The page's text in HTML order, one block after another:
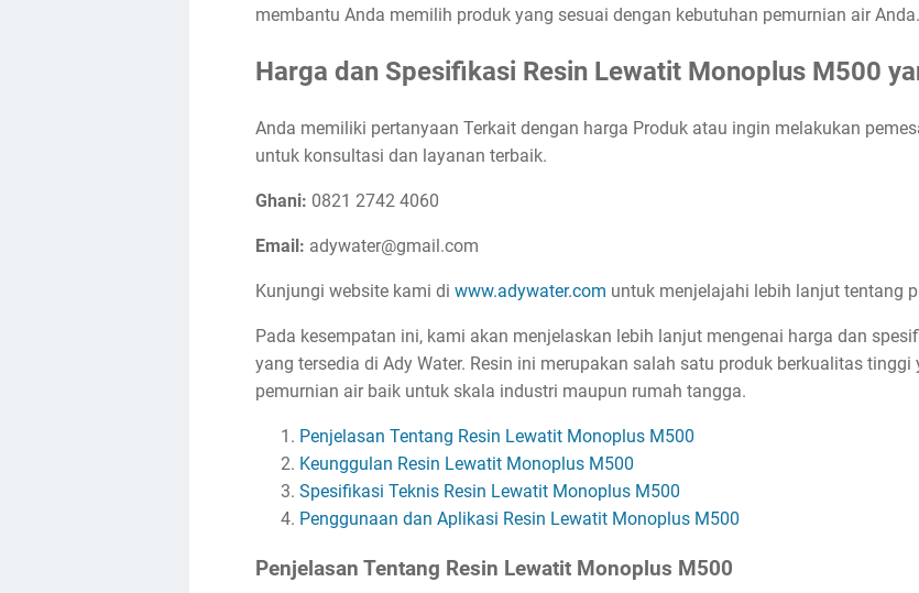
membantu Anda memilih produk yang sesuai dengan kebutuhan pemurnian air Anda.
Harga dan Spesifikasi Resin Lewatit Monoplus M500
Anda memiliki pertanyaan Terkait dengan harga Produk atau ingin melakukan
untuk konsultasi dan layanan terbaik.
Ghani: 0821 2742 4060
Email: adywater@gmail.com
Kunjungi website kami di www.adywater.com untuk menjelajahi lebih lanjut tentang
Pada kesempatan ini, kami akan menjelaskan lebih lanjut mengenai harga dan
yang tersedia di Ady Water. Resin ini merupakan salah satu produk berkualitas
pemurnian air baik untuk skala industri maupun rumah tangga.
Penjelasan Tentang Resin Lewatit Monoplus M500
Keunggulan Resin Lewatit Monoplus M500
Spesifikasi Teknis Resin Lewatit Monoplus M500
Penggunaan dan Aplikasi Resin Lewatit Monoplus M500
Penjelasan Tentang Resin Lewatit Monoplus M500